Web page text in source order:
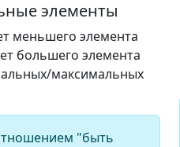
элементы
меньшего элемента
большего элемента
максимальных
"быть